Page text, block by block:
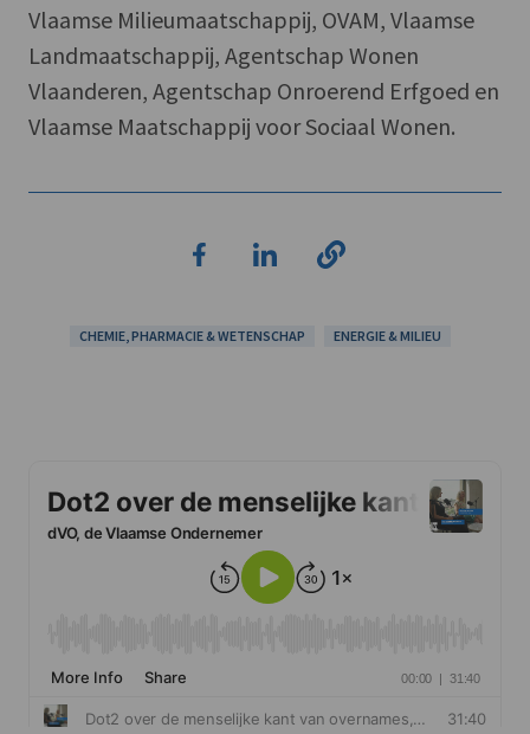
Vlaamse Milieumaatschappij, OVAM, Vlaamse
Landmaatschappij, Agentschap Wonen
Vlaanderen, Agentschap Onroerend Erfgoed en
Vlaamse Maatschappij voor Sociaal Wonen.
CHEMIE, PHARMACIE & WETENSCHAP ENERGIE & MILIEU